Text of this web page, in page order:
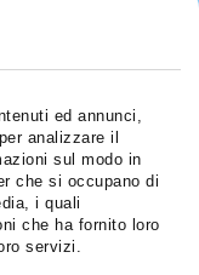
ed annunci,
analizzare il
sul modo in
che si occupano di
i quali
che ha fornito loro
servizi.